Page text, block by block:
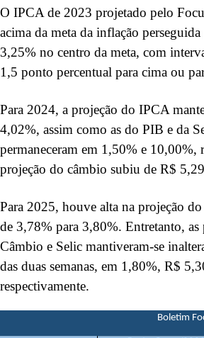
O IPCA de 2023 projetado pelo
acima da meta da inflação
3,25% no centro da meta, com
1,5 ponto percentual para cima ou
Para 2024, a projeção do IPCA
4,02%, assim como as do PIB e da
permaneceram em 1,50% e 10,00%,
projeção do câmbio subiu de R$
Para 2025, houve alta na projeção
de 3,78% para 3,80%. Entretanto,
Câmbio e Selic mantiveram-se
das duas semanas, em 1,80%, R$
respectivamente.
Boletim